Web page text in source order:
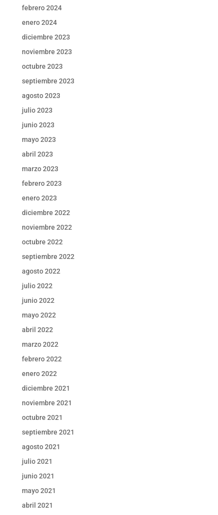
febrero 2024
enero 2024
diciembre 2023
noviembre 2023
octubre 2023
septiembre 2023
agosto 2023
julio 2023
junio 2023
mayo 2023
abril 2023
marzo 2023
febrero 2023
enero 2023
diciembre 2022
noviembre 2022
octubre 2022
septiembre 2022
agosto 2022
julio 2022
junio 2022
mayo 2022
abril 2022
marzo 2022
febrero 2022
enero 2022
diciembre 2021
noviembre 2021
octubre 2021
septiembre 2021
agosto 2021
julio 2021
junio 2021
mayo 2021
abril 2021